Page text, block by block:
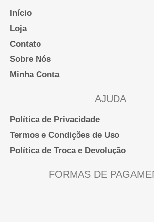
Início
Loja
Contato
Sobre Nós
Minha Conta
AJUDA
Política de Privacidade
Termos e Condições de Uso
Política de Troca e Devolução
FORMAS DE